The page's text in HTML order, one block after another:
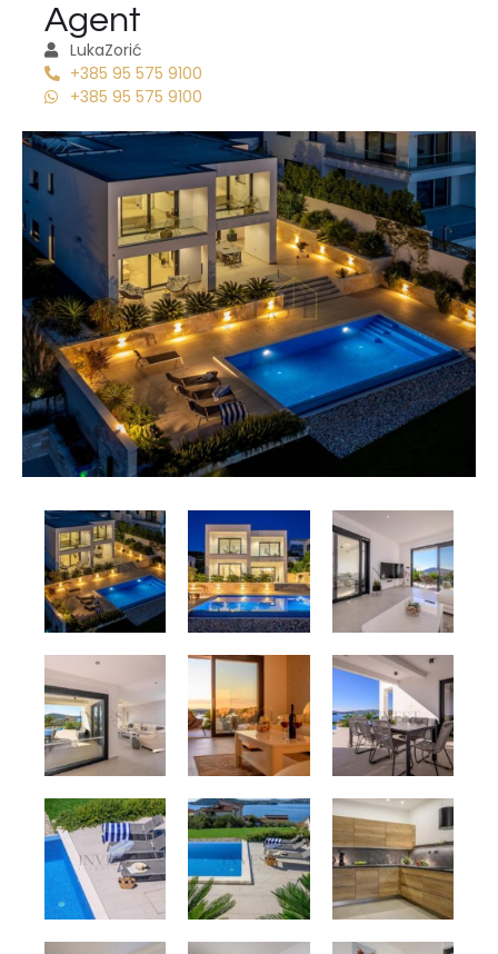
Agent
LukaZorić
+385 95 575 9100
+385 95 575 9100